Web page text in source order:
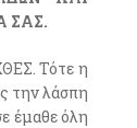
ΣΑΣ.
Τότε η
την λάσπη
έμαθε όλη